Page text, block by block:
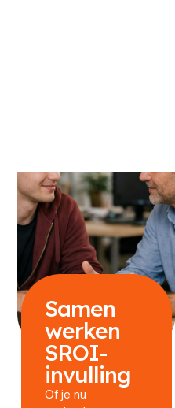
Samen
werken
SROI-
invulling
Of je nu